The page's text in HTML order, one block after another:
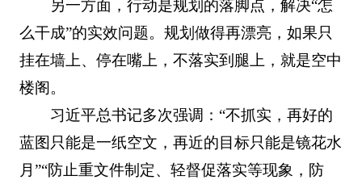
另一方面，行动是规划的落脚点，解决“怎
么干成”的实效问题。规划做得再漂亮，如果只
挂在墙上、停在嘴上，不落实到腿上，就是空中
楼阁。
习近平总书记多次强调：“不抓实，再好的
蓝图只能是一纸空文，再近的目标只能是镜花水
月”“防止重文件制定、轻督促落实等现象，防